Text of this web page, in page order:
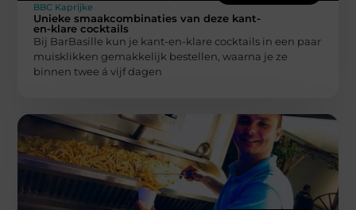
BBC Kaprijke
Unieke smaakcombinaties van deze kant-
en-klare cocktails
Bij BarBasille kun je kant-en-klare cocktails in een paar
muisklikken gemakkelijk bestellen, waarna je ze
binnen twee á vijf dagen